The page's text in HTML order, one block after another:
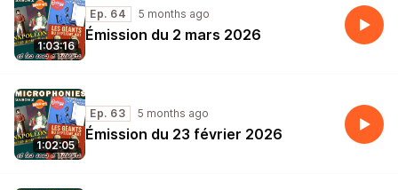
1:03:16
Ep. 64 5 months ago
Émission du 2 mars 2026
1:02:05
Ep. 63 5 months ago
Émission du 23 février 2026